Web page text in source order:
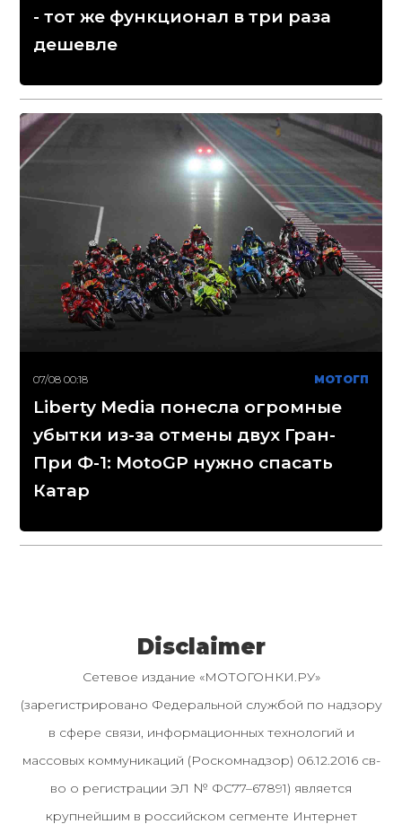
- тот же функционал в три раза
дешевле
07/08 00:18 МОТОГП
Liberty Media понесла огромные
убытки из-за отмены двух Гран-
При Ф-1: MotoGP нужно спасать
Катар
Disclaimer
Сетевое издание «МОТОГОНКИ.РУ»
(зарегистрировано Федеральной службой по надзору
в сфере связи, информационных технологий и
массовых коммуникаций (Роскомнадзор) 06.12.2016 св-
во о регистрации ЭЛ № ФС77–67891) является
крупнейшим в российском сегменте Интернет